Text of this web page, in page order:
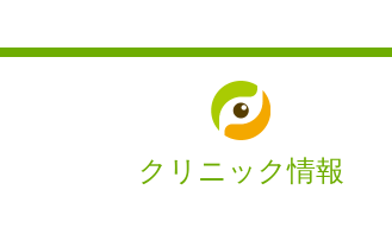
クリニック情報